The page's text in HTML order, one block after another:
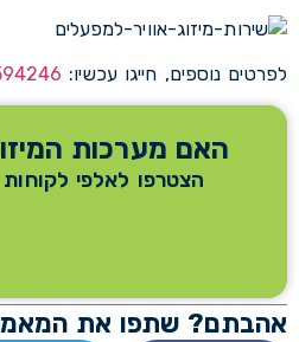
לפרטים נוספים, חייגו עכשיו:
האם מערכות
הצטרפו לאלפי
אהבתם? שתפו את